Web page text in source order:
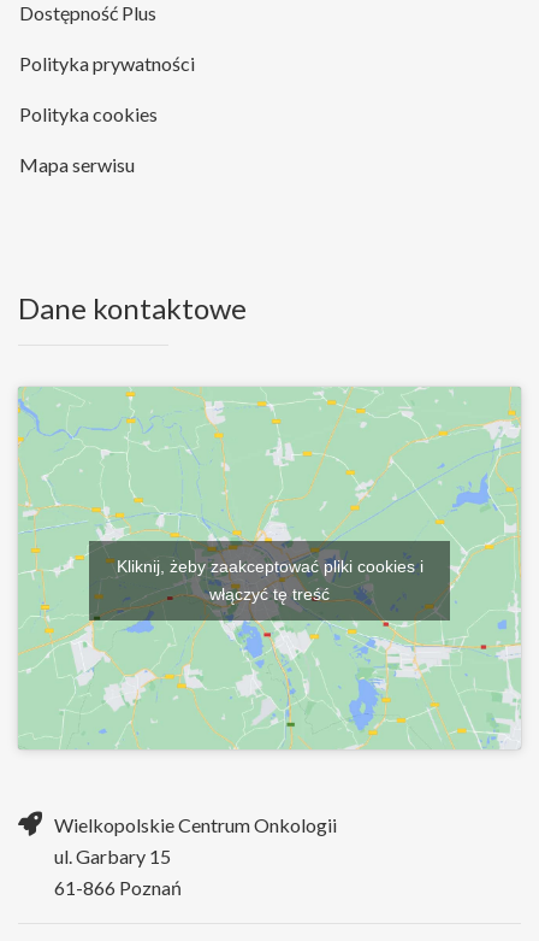
Dostępność Plus
Polityka prywatności
Polityka cookies
Mapa serwisu
Dane kontaktowe
Kliknij, żeby zaakceptować pliki cookies i
włączyć tę treść
Wielkopolskie Centrum Onkologii
ul. Garbary 15
61-866 Poznań